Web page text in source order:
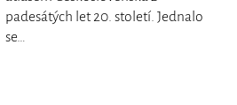
padesátých let 20. století. Jednalo
se…